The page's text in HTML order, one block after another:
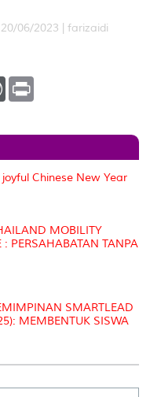
06/2023 | farizaidi
W
P
e
s
t
Chinese New Year
MOBILITY
: PERSAHABATAN TANPA
SMARTLEAD
MEMBENTUK SISWA